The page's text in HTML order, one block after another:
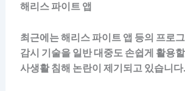
해리스 파이트 앱
최근에는 해리스 파이트 앱 등의 프로
감시 기술을 일반 대중도 손쉽게 활용
사생활 침해 논란이 제기되고 있습니다.